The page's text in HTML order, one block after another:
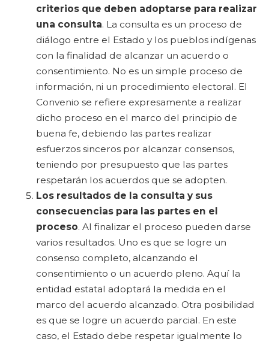
criterios que deben adoptarse para realizar
una consulta. La consulta es un proceso de
diálogo entre el Estado y los pueblos indígenas
con la finalidad de alcanzar un acuerdo o
consentimiento. No es un simple proceso de
información, ni un procedimiento electoral. El
Convenio se refiere expresamente a realizar
dicho proceso en el marco del principio de
buena fe, debiendo las partes realizar
esfuerzos sinceros por alcanzar consensos,
teniendo por presupuesto que las partes
respetarán los acuerdos que se adopten.
Los resultados de la consulta y sus
consecuencias para las partes en el
proceso. Al finalizar el proceso pueden darse
varios resultados. Uno es que se logre un
consenso completo, alcanzando el
consentimiento o un acuerdo pleno. Aquí la
entidad estatal adoptará la medida en el
marco del acuerdo alcanzado. Otra posibilidad
es que se logre un acuerdo parcial. En este
caso, el Estado debe respetar igualmente lo